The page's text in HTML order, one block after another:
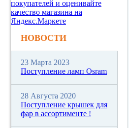
НОВОСТИ
23 Марта 2023
Поступление ламп Osram
28 Августа 2020
Поступление крышек для
фар в ассортименте !